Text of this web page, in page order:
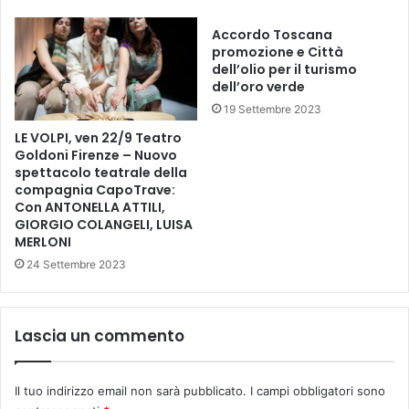
v
r
a
a
d
e
l
s
a
,
c
o
n
v
e
g
o
n
M
n
LE VOLPI, ven 22/9 Teatro
Goldoni Firenze – Nuovo
spettacolo teatrale della
compagnia CapoTrave:
Con ANTONELLA ATTILI,
GIORGIO COLANGELI, LUISA
MERLONI
24 Settembre 2023
Accordo Toscana
promozione e Città
dell’olio per il turismo
dell’oro verde
19 Settembre 2023
Lascia un commento
Il tuo indirizzo email non sarà pubblicato. I campi obbligatori sono